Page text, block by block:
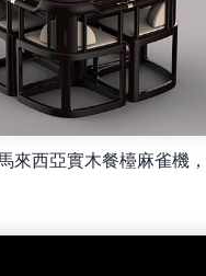
一字馬麻將機摺叠脚